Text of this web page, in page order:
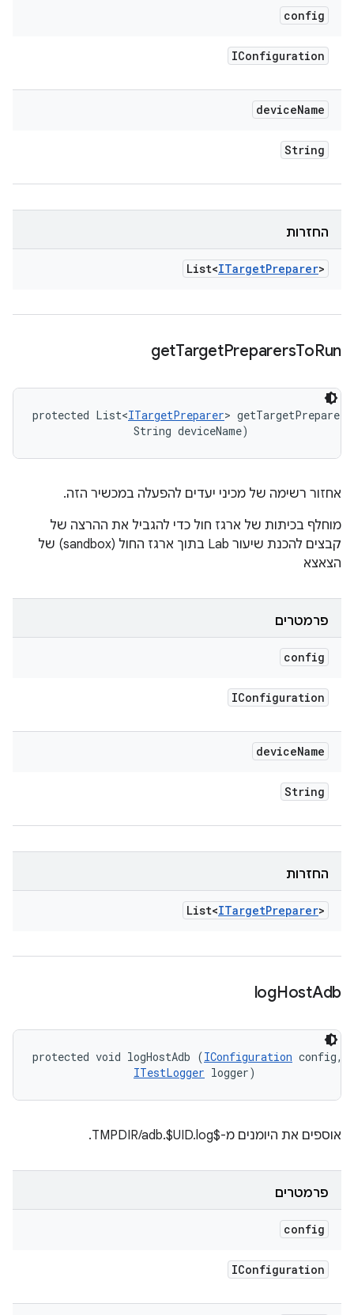
config
IConfiguration
deviceName
String
החזרות
List<ITargetPreparer>
getTargetPreparersToRun
protected List<ITargetPreparer>
                String deviceName)
אחזור רשימה של מכיני יעדים להפעלה במכשיר הזה.
מוחלף בכיתות של ארגז חול כדי להגביל את ההרצה של
קבצים להכנת שיעור Lab בתוך ארגז החול (sandbox) של
הצאצא
פרמטרים
config
IConfiguration
deviceName
String
החזרות
List<ITargetPreparer>
logHostAdb
protected void logHostAdb (IConfiguration config,
ITestLogger logger)
אוספים את היומנים מ-$TMPDIR/adb.$UID.log.
פרמטרים
config
IConfiguration